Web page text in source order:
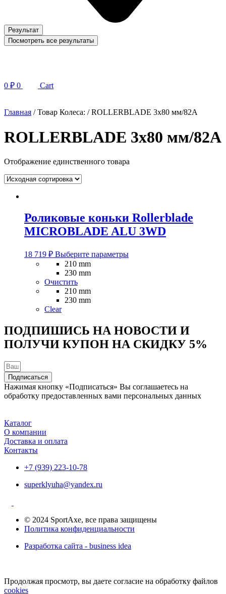
Результат
Посмотреть все результаты
0 ₽ 0 Cart
Главная / Товар Колеса: / ROLLERBLADE 3x80 мм/82A
ROLLERBLADE 3x80 мм/82A
Отображение единственного товара
Роликовые коньки Rollerblade
MICROBLADE ALU 3WD
18 719 ₽ Выберите параметрыЭтот
на
странице
товара.
210 mm
230 mm
Очистить
210 mm
230 mm
Clear
ПОДПИШИСЬ НА НОВОСТИ И
ПОЛУЧИ КУПОН НА СКИДКУ 5%
Подписаться
Нажимая кнопку «Подписаться» Вы соглашаетесь на
обработку предоставленных вами персональных данных
Каталог
О компании
Доставка и оплата
Контакты
+7 (939) 223-10-78
superklyuha@yandex.ru
© 2024 SportAxe, все права защищены
Политика конфиденциальности
Разработка сайта - business idea
Продолжая просмотр, вы даете согласие на обработку файлов
cookies